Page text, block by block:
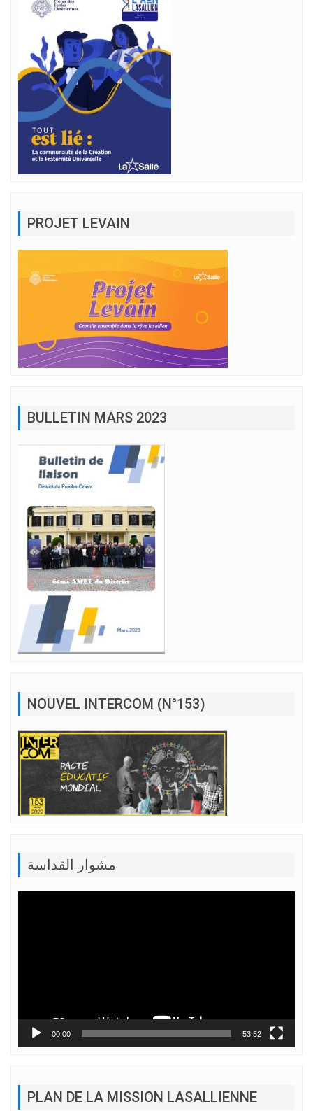
PROJET LEVAIN
BULLETIN MARS 2023
NOUVEL INTERCOM (N°153)
مشوار القداسة
00:00 53:52
PLAN DE LA MISSION LASALLIENNE